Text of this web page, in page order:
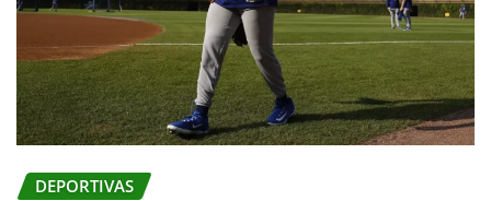
DEPORTIVAS